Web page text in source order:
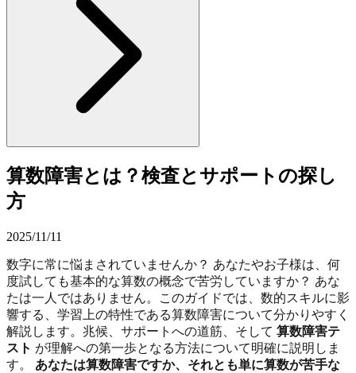
算数障害とは？検査とサポートの探し
方
2025/11/11
数字に常に悩まされていませんか？ あなたやお子様は、何
度試しても基本的な算数の概念で苦労していますか？ あな
たは一人ではありません。このガイドでは、数的スキルに影
響する、学習上の特性である算数障害について分かりやすく
解説します。兆候、サポートへの道筋、そして 算数障害テ
スト が理解への第一歩となる方法について明確に説明しま
す。 あなたは算数障害ですか、それとも単に算数が苦手な